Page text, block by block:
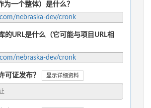
为一个整体）是什么？
nebraska-dev/cronk
的URL是什么（它可能与项目URL相
nebraska-dev/cronk
可证发布？ 显示详细资料